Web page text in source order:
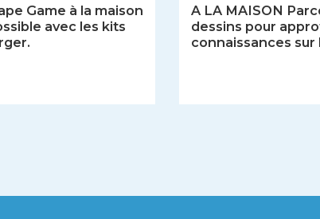
Game à la maison
avec les kits
A LA MAISON
dessins pour
connaissances sur